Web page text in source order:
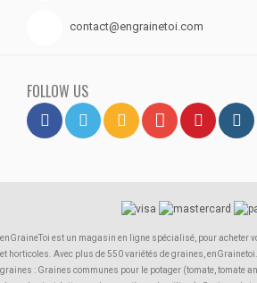
contact@engrainetoi.com
FOLLOW US
enGraineToi est un magasin en ligne spécialisé, pour acheter
et horticoles. Avec plus de 550 variétés de graines,
graines : Graines communes pour le potager (tomate, tomate